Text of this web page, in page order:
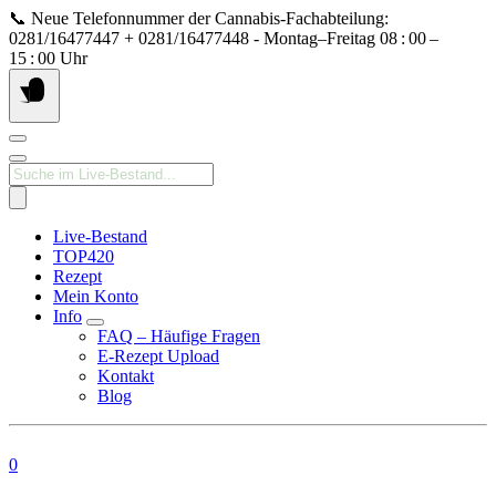
Springe
zum
Inhalt
📞 Neue Telefonnummer der Cannabis‑Fachabteilung:
0281/16477447 + 0281/16477448 - Montag–Freitag 08 : 00 –
15 : 00 Uhr
Products
search
Live-Bestand
TOP420
Rezept
Mein Konto
Info
FAQ – Häufige Fragen
E-Rezept Upload
Kontakt
Blog
0